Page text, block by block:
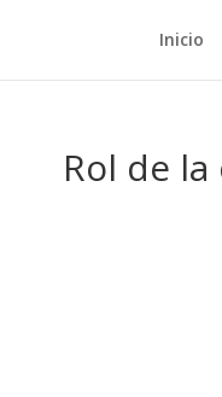
Inicio
Rol de